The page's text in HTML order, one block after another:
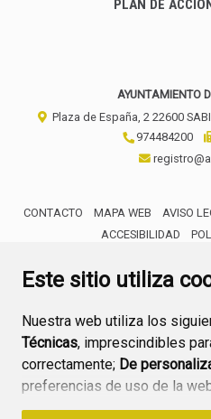
Este sitio utiliza
Nuestra web utiliza los
Técnicas, imprescindibles
correctamente; De
preferencias de uso de la
funcionamiento de la web y
PLAN DE
AYUNTAMIENTO
Plaza de España, 2 22600
974484200
CONTACTO MAPA WEB AVISO
ACCESIBILIDAD